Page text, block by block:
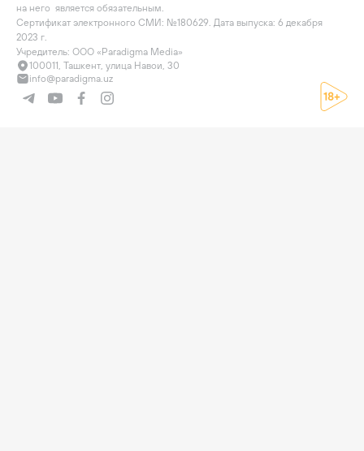
на него  является обязательным.
Сертификат электронного СМИ: №180629. Дата выпуска: 6 декабря
2023 г.
Учредитель: ООО «Paradigma Media»
100011, Ташкент, улица Навои, 30
info@paradigma.uz